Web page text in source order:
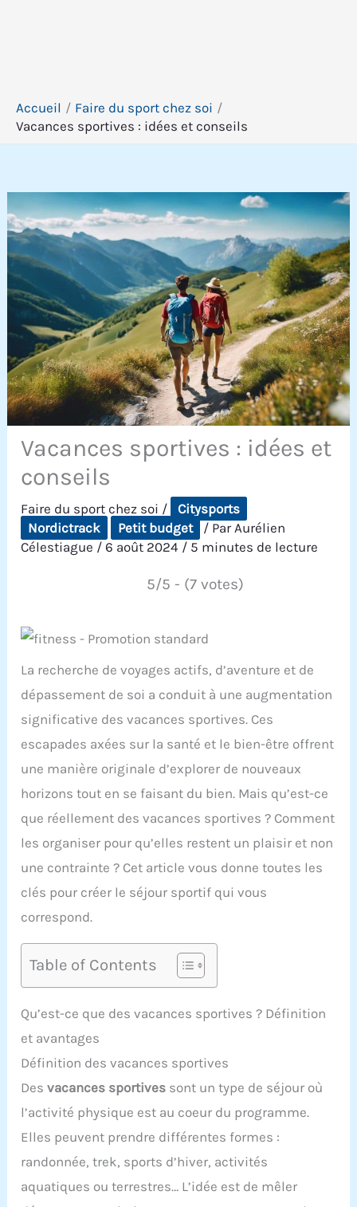
Accueil
Faire du sport chez soi
Vacances sportives : idées et conseils
Vacances sportives : idées et
conseils
Faire du sport chez soi /
Citysports
Nordictrack
Petit budget / ParAurélien
Célestiague /6 août 2024 / 5 minutes de lecture
5/5 - (7 votes)
La recherche de voyages actifs, d’aventure et de
dépassement de soi a conduit à une augmentation
significative des vacances sportives. Ces
escapades axées sur la santé et le bien-être offrent
une manière originale d’explorer de nouveaux
horizons tout en se faisant du bien. Mais qu’est-ce
que réellement des vacances sportives ? Comment
les organiser pour qu’elles restent un plaisir et non
une contrainte ? Cet article vous donne toutes les
clés pour créer le séjour sportif qui vous
correspond.
Table of Contents
Qu’est-ce que des vacances sportives ? Définition
et avantages
Définition des vacances sportives
Desvacances sportives sont un type de séjour où
l’activité physique est au coeur du programme.
Elles peuvent prendre différentes formes :
randonnée, trek, sports d’hiver, activités
aquatiques ou terrestres… L’idée est de mêler